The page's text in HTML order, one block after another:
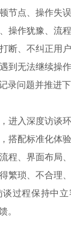
节点、操作失
操作犹豫、流
断、不纠正用
到无法继续操
录问题并推进下
入深度访谈环
搭配标准化体
程、界面布局
繁琐、不合理
过程保持中
。